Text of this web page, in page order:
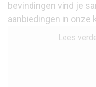
bevindingen vind je
aanbiedingen in onze
Lees